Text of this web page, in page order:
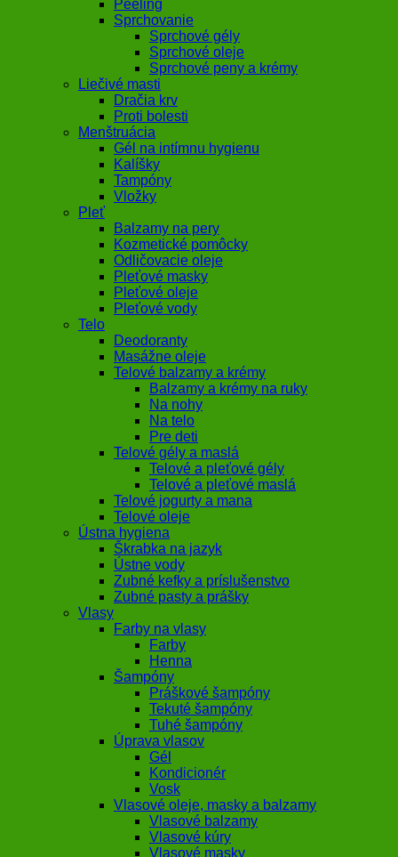
Peeling
Sprchovanie
Sprchové gély
Sprchové oleje
Sprchové peny a krémy
Liečivé masti
Dračia krv
Proti bolesti
Menštruácia
Gél na intímnu hygienu
Kalíšky
Tampóny
Vložky
Pleť
Balzamy na pery
Kozmetické pomôcky
Odličovacie oleje
Pleťové masky
Pleťové oleje
Pleťové vody
Telo
Deodoranty
Masážne oleje
Telové balzamy a krémy
Balzamy a krémy na ruky
Na nohy
Na telo
Pre deti
Telové gély a maslá
Telové a pleťové gély
Telové a pleťové maslá
Telové jogurty a mana
Telové oleje
Ústna hygiena
Škrabka na jazyk
Ústne vody
Zubné kefky a príslušenstvo
Zubné pasty a prášky
Vlasy
Farby na vlasy
Farby
Henna
Šampóny
Práškové šampóny
Tekuté šampóny
Tuhé šampóny
Úprava vlasov
Gél
Kondicionér
Vosk
Vlasové oleje, masky a balzamy
Vlasové balzamy
Vlasové kúry
Vlasové masky